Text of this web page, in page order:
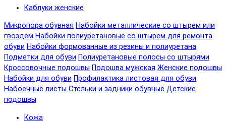
Каблуки женские
Микропора обувная Набойки металлические со штырем или
гвоздем Набойки полиуретановые со штырем для ремонта
обуви Набойки формованные из резины и полиуретана
Подметки для обуви Полиуретановые полосы со штырями
Кроссовочные подошвы Подошва мужская Женские подошвы
Набойки для обуви Профилактика листовая для обуви
Набоечные листы Стельки и задники обувные Детские
подошвы
Кожа